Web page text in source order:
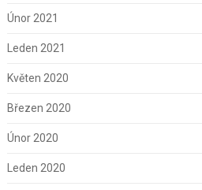
Únor 2021
Leden 2021
Květen 2020
Březen 2020
Únor 2020
Leden 2020